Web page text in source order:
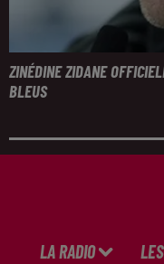
ZINÉDINE ZIDANE
BLEUS
LA RADIO